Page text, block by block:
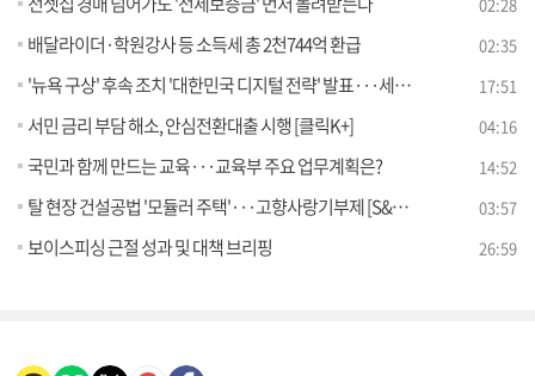
배달라이더·학원강사 등 소득세 총 2천744억 환급 02:35
'뉴욕 구상' 후속 조치 '대한민국 디지털 전략' 발표···세계 3위 인공지능 국가 만든다 17:51
서민 금리 부담 해소, 안심전환대출 시행 [클릭K+] 04:16
국민과 함께 만드는 교육···교육부 주요 업무계획은? 14:52
탈 현장 건설공법 '모듈러 주택'···고향사랑기부제 [S&News] 03:57
보이스피싱 근절 성과 및 대책 브리핑 26:59